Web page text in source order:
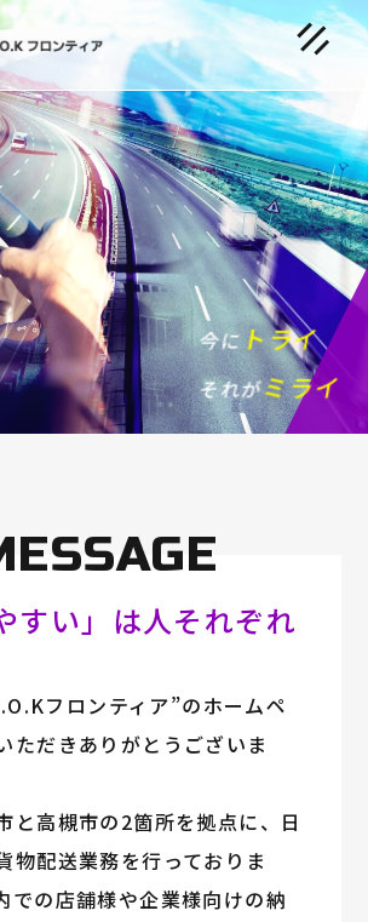
今にトライ
それがミライ
すい」は人それぞれ
フロンティア”のホームペ
ただきありがとうございま
と高槻市の2箇所を拠点に、日
物配送業務を行っておりま
での店舗様や企業様向けの納